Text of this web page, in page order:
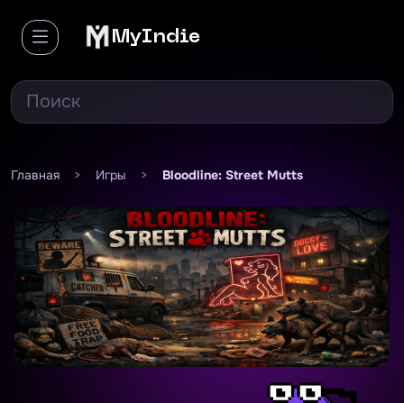
MyIndie
Главная > Игры > Bloodline: Street Mutts